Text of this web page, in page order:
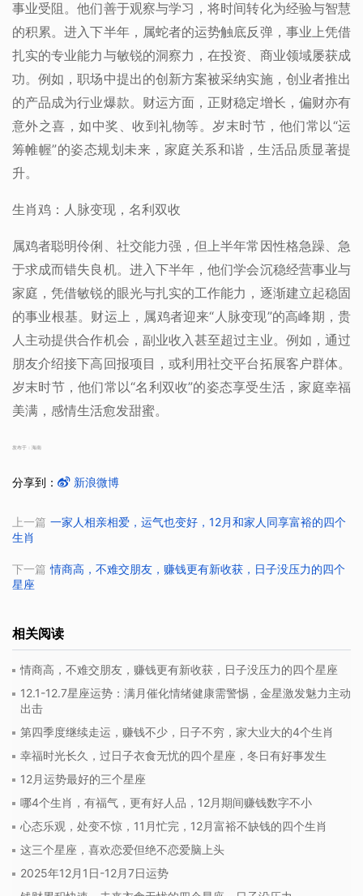
事业受阻。他们善于观察与学习，将时间转化为经验与智慧
的积累。进入下半年，属蛇者的运势触底反弹，事业上凭借
扎实的专业能力与敏锐的洞察力，在投资、商业领域屡获成
功。例如，职场中提出的创新方案被采纳实施，创业者推出
的产品成为行业爆款。财运方面，正财稳定增长，偏财亦有
意外之喜，如中奖、收到礼物等。岁末时节，他们常以“运
筹帷幄”的姿态规划未来，家庭关系和谐，生活品质显著提
升。
生肖鸡：人脉变现，名利双收
属鸡者聪明伶俐、社交能力强，但上半年常因性格急躁、急
于求成而错失良机。进入下半年，他们学会沉稳经营事业与
家庭，凭借敏锐的眼光与扎实的工作能力，逐渐建立起稳固
的事业根基。财运上，属鸡者迎来“人脉变现”的高峰期，贵
人主动提供合作机会，副业收入甚至超过主业。例如，通过
朋友介绍接下高回报项目，或利用社交平台拓展客户群体。
岁末时节，他们常以“名利双收”的姿态享受生活，家庭幸福
美满，感情生活愈发甜蜜。
发布于：海南
分享到： 新浪微博
上一篇 一家人相亲相爱，运气也变好，12月和家人同享富裕的四个
生肖
下一篇 情商高，不难交朋友，赚钱更有新收获，日子没压力的四个
星座
相关阅读
情商高，不难交朋友，赚钱更有新收获，日子没压力的四个星座
12.1-12.7星座运势：满月催化情绪健康需警惕，金星激发魅力主动
出击
第四季度继续走运，赚钱不少，日子不穷，家大业大的4个生肖
幸福时光长久，过日子衣食无忧的四个星座，冬日有好事发生
12月运势最好的三个星座
哪4个生肖，有福气，更有好人品，12月期间赚钱数字不小
心态乐观，处变不惊，11月忙完，12月富裕不缺钱的四个生肖
这三个星座，喜欢恋爱但绝不恋爱脑上头
2025年12月1日-12月7日运势